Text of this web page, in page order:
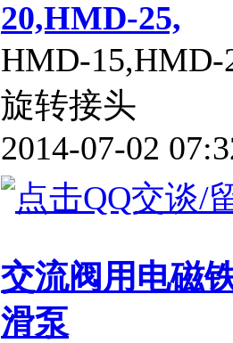
20,HMD-25,
HMD-
旋转接头
2014-07-02
交流阀用电磁
滑泵